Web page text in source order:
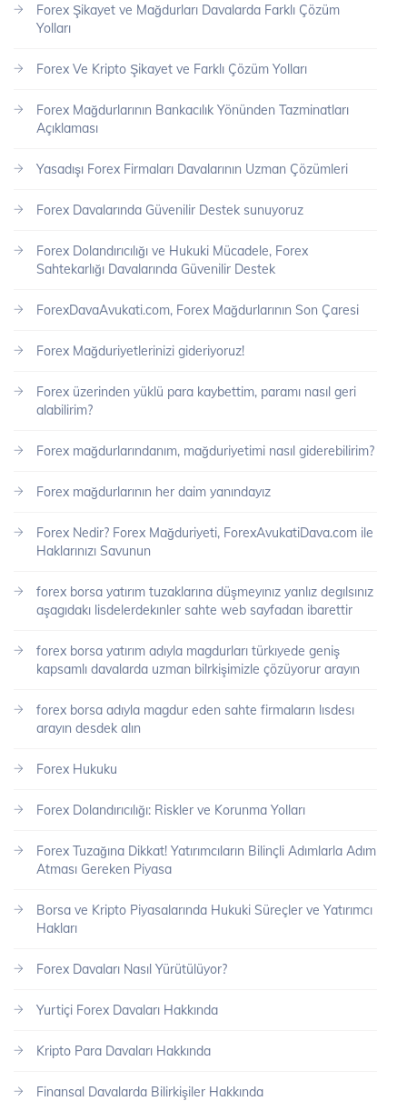
Forex Şikayet ve Mağdurları Davalarda Farklı Çözüm
Yolları
Forex Ve Kripto Şikayet ve Farklı Çözüm Yolları
Forex Mağdurlarının Bankacılık Yönünden Tazminatları
Açıklaması
Yasadışı Forex Firmaları Davalarının Uzman Çözümleri
Forex Davalarında Güvenilir Destek sunuyoruz
Forex Dolandırıcılığı ve Hukuki Mücadele, Forex
Sahtekarlığı Davalarında Güvenilir Destek
ForexDavaAvukati.com, Forex Mağdurlarının Son Çaresi
Forex Mağduriyetlerinizi gideriyoruz!
Forex üzerinden yüklü para kaybettim, paramı nasıl geri
alabilirim?
Forex mağdurlarındanım, mağduriyetimi nasıl giderebilirim?
Forex mağdurlarının her daim yanındayız
Forex Nedir? Forex Mağduriyeti, ForexAvukatiDava.com ile
Haklarınızı Savunun
forex borsa yatırım tuzaklarına düşmeyınız yanlız degılsınız
aşagıdakı lisdelerdekınler sahte web sayfadan ibarettir
forex borsa yatırım adıyla magdurları türkıyede geniş
kapsamlı davalarda uzman bilrkişimizle çözüyorur arayın
forex borsa adıyla magdur eden sahte firmaların lısdesı
arayın desdek alın
Forex Hukuku
Forex Dolandırıcılığı: Riskler ve Korunma Yolları
Forex Tuzağına Dikkat! Yatırımcıların Bilinçli Adımlarla Adım
Atması Gereken Piyasa
Borsa ve Kripto Piyasalarında Hukuki Süreçler ve Yatırımcı
Hakları
Forex Davaları Nasıl Yürütülüyor?
Yurtiçi Forex Davaları Hakkında
Kripto Para Davaları Hakkında
Finansal Davalarda Bilirkişiler Hakkında